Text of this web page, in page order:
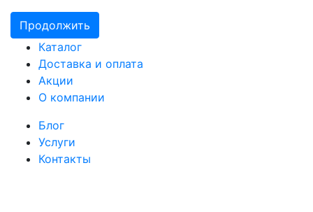
Продолжить
Каталог
Доставка и оплата
Акции
О компании
Блог
Услуги
Контакты